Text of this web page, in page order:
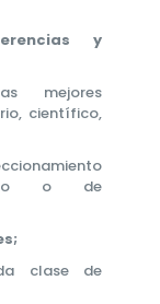
y
mejores
científico,
o de
clase de